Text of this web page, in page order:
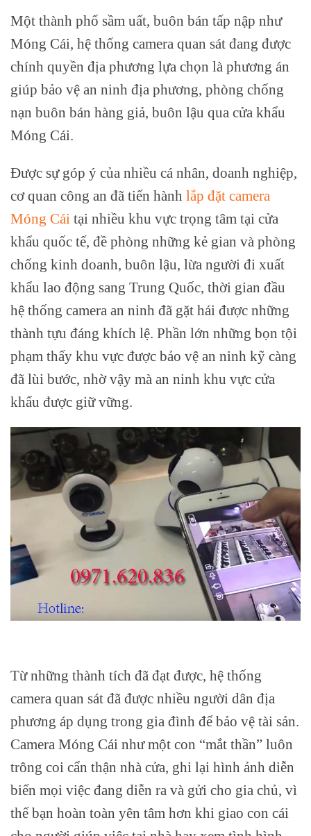
Một thành phố sầm uất, buôn bán tấp nập như
Móng Cái, hệ thống camera quan sát đang được
chính quyền địa phương lựa chọn là phương án
giúp bảo vệ an ninh địa phương, phòng chống
nạn buôn bán hàng giả, buôn lậu qua cửa khẩu
Móng Cái.
Được sự góp ý của nhiều cá nhân, doanh nghiệp,
cơ quan công an đã tiến hành lắp đặt camera
Móng Cái tại nhiều khu vực trọng tâm tại cửa
khẩu quốc tế, đề phòng những kẻ gian và phòng
chống kinh doanh, buôn lậu, lừa người đi xuất
khẩu lao động sang Trung Quốc, thời gian đầu
hệ thống camera an ninh đã gặt hái được những
thành tựu đáng khích lệ. Phần lớn những bọn tội
phạm thấy khu vực được bảo vệ an ninh kỹ càng
đã lùi bước, nhờ vậy mà an ninh khu vực cửa
khẩu được giữ vững.
Từ những thành tích đã đạt được, hệ thống
camera quan sát đã được nhiều người dân địa
phương áp dụng trong gia đình để bảo vệ tài sản.
Camera Móng Cái như một con “mắt thần” luôn
trông coi cẩn thận nhà cửa, ghi lại hình ảnh diễn
biến mọi việc đang diễn ra và gửi cho gia chủ, vì
thế bạn hoàn toàn yên tâm hơn khi giao con cái